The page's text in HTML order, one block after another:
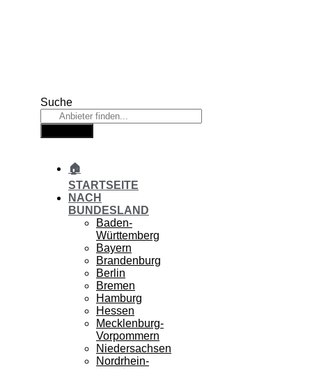
Suche
🏠
STARTSEITE
NACH
BUNDESLAND
Baden-
Württemberg
Bayern
Brandenburg
Berlin
Bremen
Hamburg
Hessen
Mecklenburg-
Vorpommern
Niedersachsen
Nordrhein-